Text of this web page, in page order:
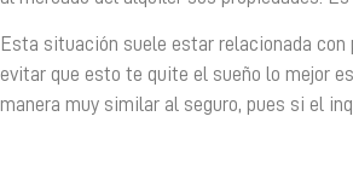
Esta situación suele estar relacionada
evitar que esto te quite el sueño lo mejor
manera muy similar al seguro, pues si el